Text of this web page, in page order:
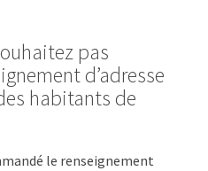
pas
d’adresse
habitants de
le renseignement